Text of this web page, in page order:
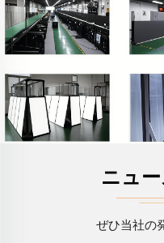
ニュ
ぜひ当社の